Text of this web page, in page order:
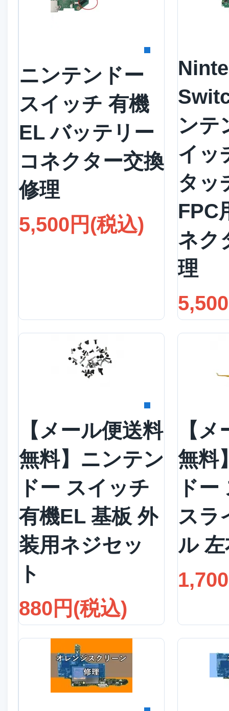
ニンテンドー
スイッチ 有機
EL バッテリー
コネクター交換
修理
5,500円(税込)
ンテ
イッ
タッ
FPC
ネク
理
【メール便送料
無料】ニンテン
ドー スイッチ
有機EL 基板 外
装用ネジセッ
ト
880円(税込)
【
無料
ド
スラ
ル